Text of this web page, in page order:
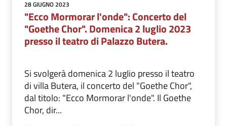
28 GIUGNO 2023
"Ecco Mormorar l'onde": Concerto del
"Goethe Chor". Domenica 2 luglio 2023
presso il teatro di Palazzo Butera.
Si svolgerà domenica 2 lugIio presso il teatro
di villa Butera, il concerto del "Goethe Chor",
dal titolo: "Ecco Mormorar l'onde". Il Goethe
Chor, dir...